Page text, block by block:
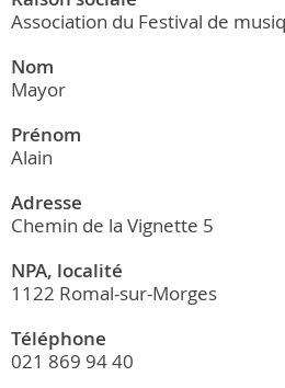
Association du Festival de
Nom
Mayor
Prénom
Alain
Adresse
Chemin de la Vignette 5
NPA, localité
1122 Romal-sur-Morges
Téléphone
021 869 94 40